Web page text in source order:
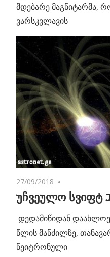
მდებარე მაგნიტარმა,
ვარსკვლავის
27/09/2018
უჩვეულო სვიფტ
დედამიწიდან
წლის მანძილზე,
ნეიტრონული